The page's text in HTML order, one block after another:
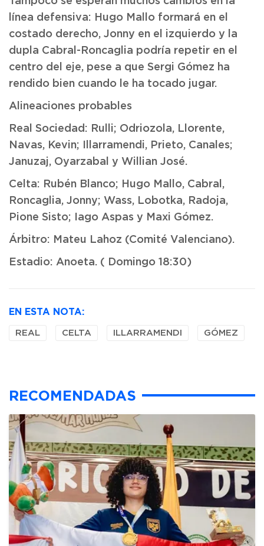
línea defensiva: Hugo Mallo formará en el
costado derecho, Jonny en el izquierdo y la
dupla Cabral-Roncaglia podría repetir en el
centro del eje, pese a que Sergi Gómez ha
rendido bien cuando le ha tocado jugar.
Alineaciones probables
Real Sociedad: Rulli; Odriozola, Llorente,
Navas, Kevin; Illarramendi, Prieto, Canales;
Januzaj, Oyarzabal y Willian José.
Celta: Rubén Blanco; Hugo Mallo, Cabral,
Roncaglia, Jonny; Wass, Lobotka, Radoja,
Pione Sisto; Iago Aspas y Maxi Gómez.
Árbitro: Mateu Lahoz (Comité Valenciano).
Estadio: Anoeta. ( Domingo 18:30)
EN ESTA NOTA:
REAL CELTA ILLARRAMENDI GÓMEZ
RECOMENDADAS